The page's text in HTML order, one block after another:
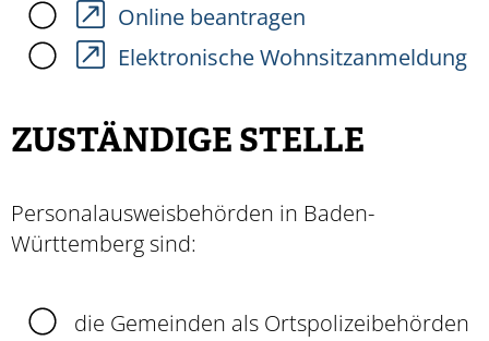
Online beantragen
Elektronische Wohnsitzanmeldung
ZUSTÄNDIGE STELLE
Personalausweisbehörden in Baden-
Württemberg sind:
die Gemeinden als Ortspolizeibehörden